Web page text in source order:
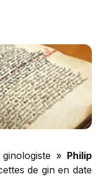
» Philip
de gin en date